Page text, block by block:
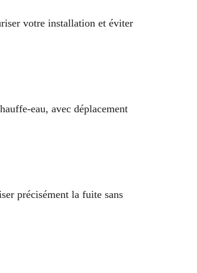
votre installation et éviter
eau, avec déplacement
précisément la fuite sans